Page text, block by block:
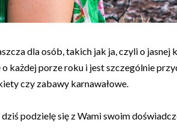
dla osób, takich jak ja, czyli o jasnej
każdej porze roku i jest szczególnie
czy zabawy karnawałowe.
podzielę się z Wami swoim